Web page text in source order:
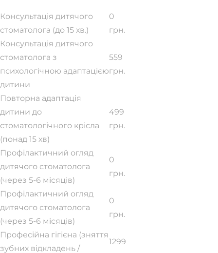
Консультація дитячого
стоматолога (до 15 хв.)
0
грн.
Консультація дитячого
стоматолога з
психологічною адаптацією
дитини
559
грн.
Повторна адаптація
дитини до
стоматологічного крісла
(понад 15 хв)
499
грн.
Профілактичний огляд
дитячого стоматолога
(через 5-6 місяців)
0
грн.
Профілактичний огляд
дитячого стоматолога
(через 5-6 місяців)
0
грн.
Професійна гігієна (зняття
зубних відкладень /
1299